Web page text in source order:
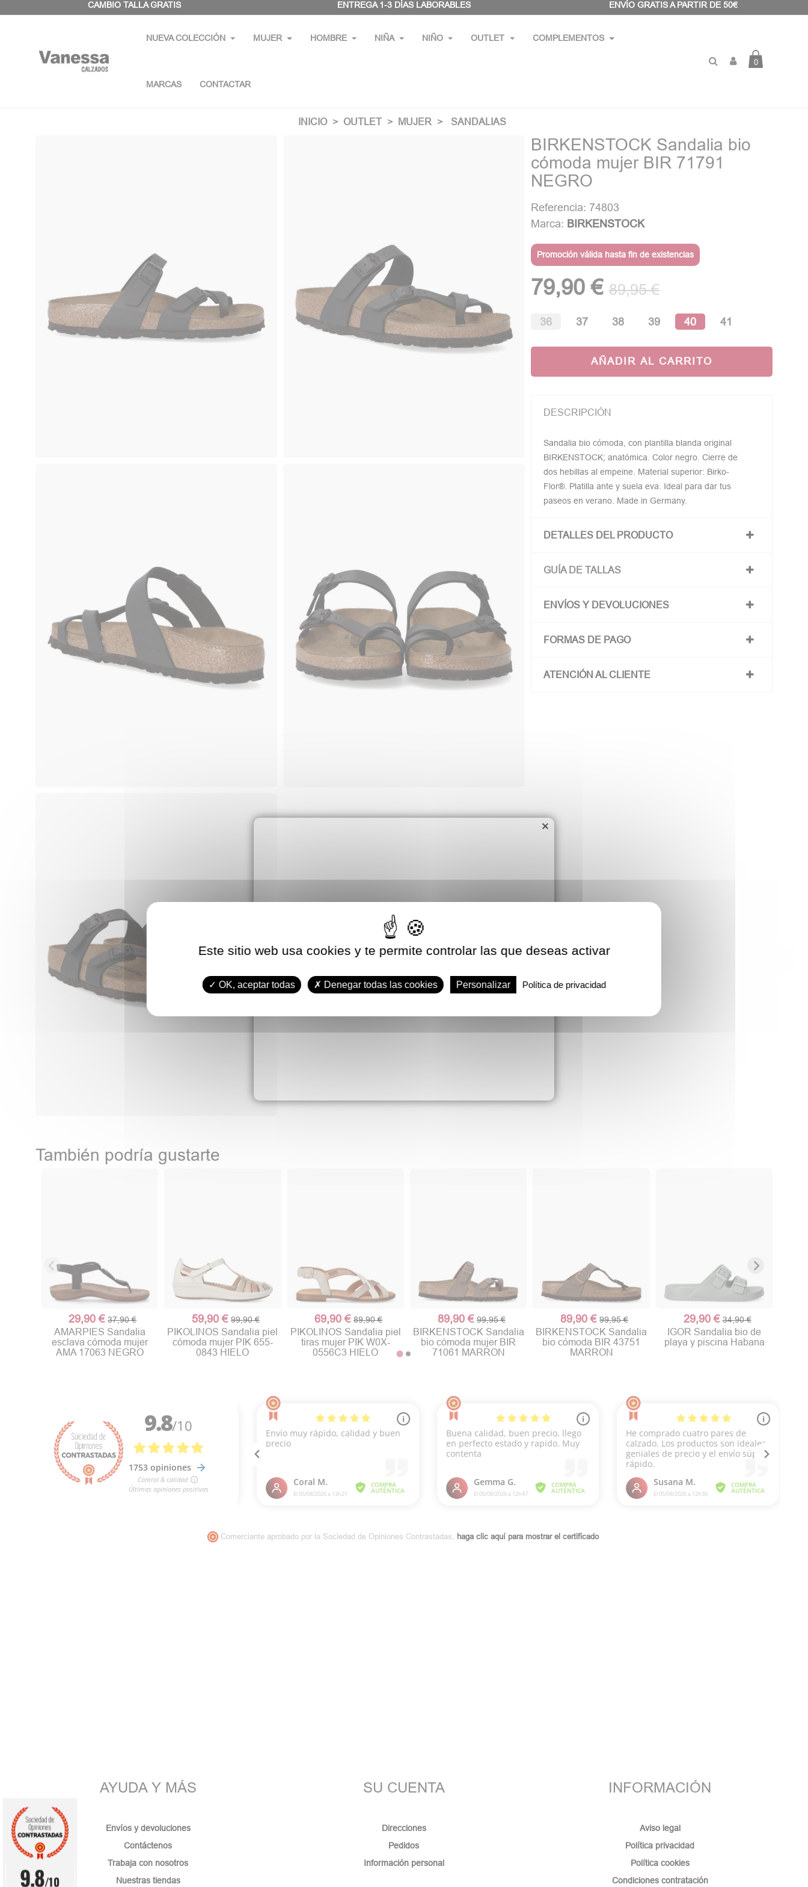
CAMBIO TALLA GRATIS ENTREGA 1-3 DÍAS LABORABLES ENVÍO GRATIS A PARTIR DE 50€
NUEVA COLECCIÓN MUJER HOMBRE NIÑA NIÑO OUTLET COMPLEMENTOS
MARCAS CONTACTAR
0
INICIO OUTLET MUJER SANDALIAS
BIRKENSTOCK Sandalia bio
cómoda mujer BIR 71791
NEGRO
Referencia: 74803
Marca: BIRKENSTOCK
Promoción válida hasta fin de existencias
79,90 € 89,95 €
36 37 38 39 40 41
AÑADIR AL CARRITO
DESCRIPCIÓN
Sandalia bio cómoda, con plantilla blanda original
BIRKENSTOCK; anatómica. Color negro. Cierre de
dos hebillas al empeine. Material superior: Birko-
Flor®. Platilla ante y suela eva. Ideal para dar tus
paseos en verano. Made in Germany.
DETALLES DEL PRODUCTO
GUÍA DE TALLAS
ENVÍOS Y DEVOLUCIONES
FORMAS DE PAGO
ATENCIÓN AL CLIENTE
También podría gustarte
29,90 €37,90 €
AMARPIES Sandalia
esclava cómoda mujer
AMA 17063 NEGRO
59,90 €99,90 €
PIKOLINOS Sandalia piel
cómoda mujer PIK 655-
0843 HIELO
69,90 €89,90 €
PIKOLINOS Sandalia piel
tiras mujer PIK W0X-
0556C3 HIELO
89,90 €99,95 €
BIRKENSTOCK Sandalia
bio cómoda mujer BIR
71061 MARRON
89,90 €99,95 €
BIRKENSTOCK Sandalia
bio cómoda BIR 43751
MARRON
29,90 €34,90 €
IGOR Sandalia bio de
playa y piscina Habana
Comerciante aprobado por la Sociedad de Opiniones Contrastadas, haga clic aquí para mostrar el certificado.
AYUDA Y MÁS
Envíos y devoluciones
Contáctenos
Trabaja con nosotros
Nuestras tiendas
SU CUENTA
Direcciones
Pedidos
Información personal
INFORMACIÓN
Aviso legal
Política privacidad
Política cookies
Condiciones contratación
×
9.8/10
Panel de gestión de cookies
Este sitio web usa cookies y te permite controlar las que deseas activar
OK, aceptar todas Denegar todas las cookies Personalizar Política de privacidad